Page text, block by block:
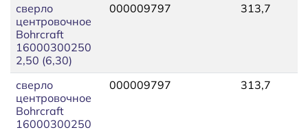
сверло
центровочное
Bohrcraft
16000300250
2,50 (6,30)
000009797 313,7
сверло
центровочное
Bohrcraft
16000300250
000009797 313,7